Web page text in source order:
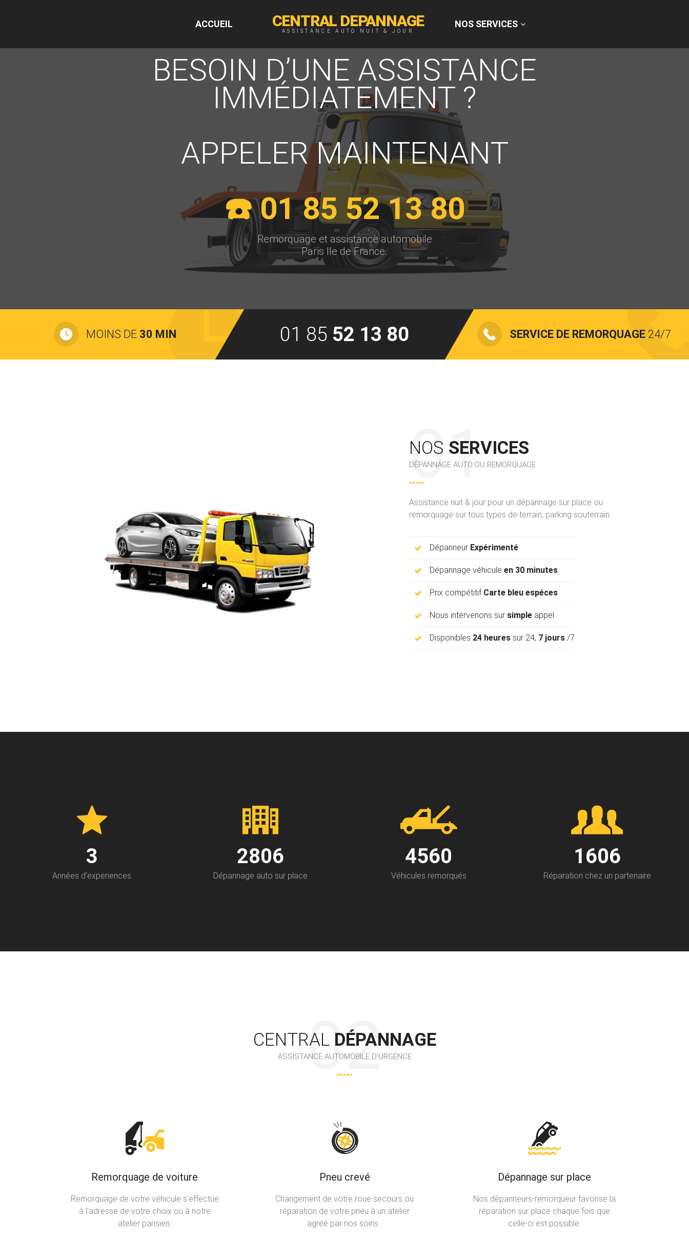
BESOIN D’UNE ASSISTANCE
IMMÉDIATEMENT ?
APPELER MAINTENANT
☎️ 01 85 52 13 80
Remorquage et assistance automobile
Paris Ile de France.
CENTRAL DEPANNAGE
ASSISTANCE AUTO NUIT & JOUR
ACCUEIL NOS SERVICES
MOINS DE 30 MIN 01 85 52 13 80 SERVICE DE REMORQUAGE 24/7
NOS SERVICES
DÉPANNAGE AUTO OU REMORQUAGE
Assistance nuit & jour pour un dépannage sur place ou
remorquage sur tous types de terrain, parking souterrain..
Dépanneur Expérimenté
Dépannage véhicule en 30 minutes
Prix compétitif Carte bleu espéces
Nous intervenons sur simple appel
Disponibles 24 heures sur 24, 7 jours /7
3
Années d'experiences
3274
Dépannage auto sur place
5320
Véhicules remorqués
1874
Réparation chez un partenaire
CENTRAL DÉPANNAGE
ASSISTANCE AUTOMOBILE D'URGENCE
Remorquage de voiture
Remorquage de votre véhicule s'effectue
à l'adresse de votre choix ou à notre
atelier parisien.
Pneu crevé
Changement de votre roue secours ou
réparation de votre pneu à un atelier
agréé par nos soins .
Dépannage sur place
Nos dépanneurs-remorqueur favorise la
réparation sur place chaque fois que
celle-ci est possible.